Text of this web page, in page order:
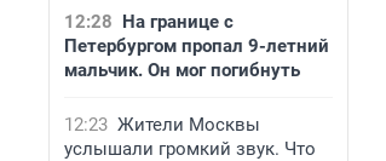
12:28 На границе с
Петербургом пропал 9-летний
мальчик. Он мог погибнуть
12:23 Жители Москвы
услышали громкий звук. Что